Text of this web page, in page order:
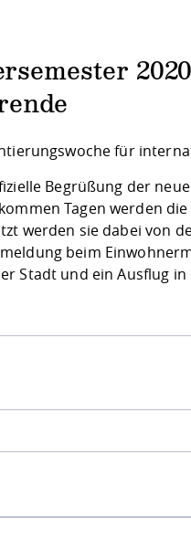
für
Begrüßung der
Tagen werden
werden sie dabei von
beim
Stadt und ein Ausflug in